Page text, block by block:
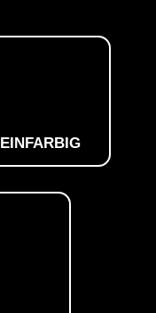
EINFARBIG